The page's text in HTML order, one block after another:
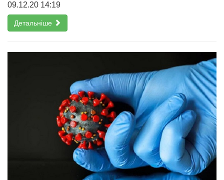
09.12.20 14:19
Детальніше